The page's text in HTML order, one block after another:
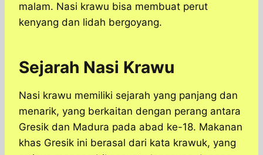
malam. Nasi krawu bisa membuat perut
kenyang dan lidah bergoyang.
Sejarah Nasi Krawu
Nasi krawu memiliki sejarah yang panjang dan
menarik, yang berkaitan dengan perang antara
Gresik dan Madura pada abad ke-18. Makanan
khas Gresik ini berasal dari kata krawuk, yang